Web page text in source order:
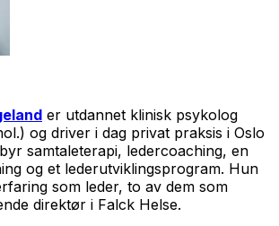
er utdannet klinisk psykolog
og driver i dag privat praksis i Oslo
samtaleterapi, ledercoaching, en
og et lederutviklingsprogram. Hun
som leder, to av dem som
direktør i Falck Helse.